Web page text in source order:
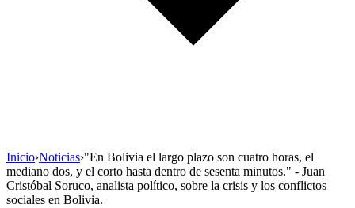
Inicio›Noticias›"En Bolivia el largo plazo son cuatro horas, el
mediano dos, y el corto hasta dentro de sesenta minutos." - Juan
Cristóbal Soruco, analista político, sobre la crisis y los conflictos
sociales en Bolivia.